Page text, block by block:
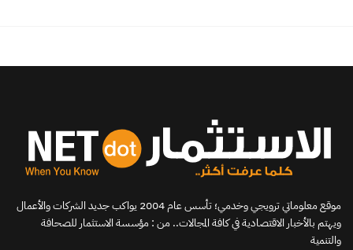
موقع معلوماتي ترويجي وخدمي؛ تأسس عام 2004 يواكب جديد الشركات والأعمال
ويهتم بالأخبار الاقتصادية في كافة المجالات.. من : مؤسسة الاستثمار للصحافة
والتنمية